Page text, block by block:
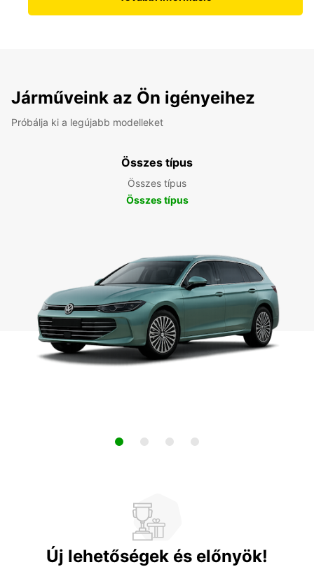
Járműveink az Ön igényeihez
Próbálja ki a legújabb modelleket
Összes típus
Összes típus
Összes típus
Új lehetőségek és előnyök!